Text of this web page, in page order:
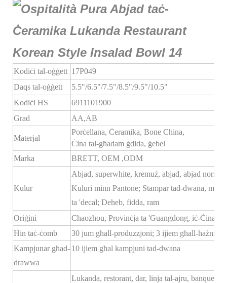
Kodiċi tal-oġġett 17P049
Daqs tal-oġġett
5.5"/6.5"/7.5"/8.5"/9.5"/10.5"
Kodiċi HS
6911101900
Grad
AA,AB
Materjal
Porċellana, Ċeramika, Bone China,
Ċina tal-għadam ġdida, ġebel
Marka
BRETT, OEM ,ODM
Kulur
Abjad, superwhite, kremuż, abjad, abjad
Kuluri minn Pantone; Stampar tad-dwana,
ta 'decal; Deheb, fidda, ram
Oriġini
Chaozhou, Provinċja ta 'Guangdong, iċ-Ċina
Ħin taċ-ċomb
30 jum għall-produzzjoni; 3 ijiem għall-ħażniet
Kampjunar għad-
drawwa
10 ijiem għal kampjuni tad-dwana
Lukanda, restorant, dar, linja tal-ajru, banquet,